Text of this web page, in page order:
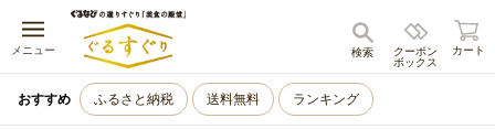
メニュー
キャンセル
クーポン
ボックス
検索 カート
おすすめ ふるさと納税 送料無料 ランキング